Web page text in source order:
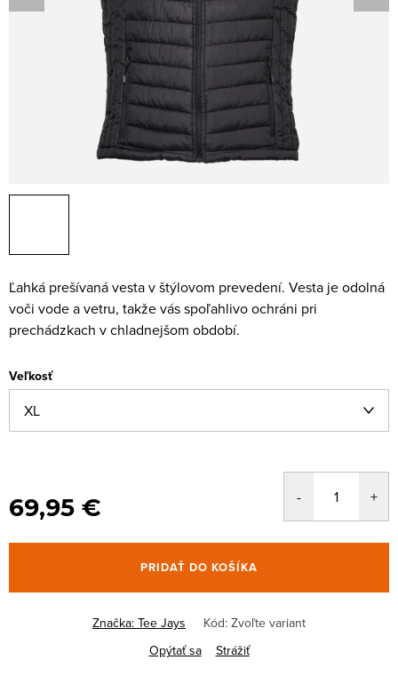
Ľahká prešívaná vesta v štýlovom prevedení. Vesta je odolná
voči vode a vetru, takže vás spoľahlivo ochráni pri
prechádzkach v chladnejšom období.
Veľkosť
69,95 €
PRIDAŤ DO KOŠÍKA
Značka: Tee Jays Kód: Zvoľte variant
Opýtať sa
Strážiť